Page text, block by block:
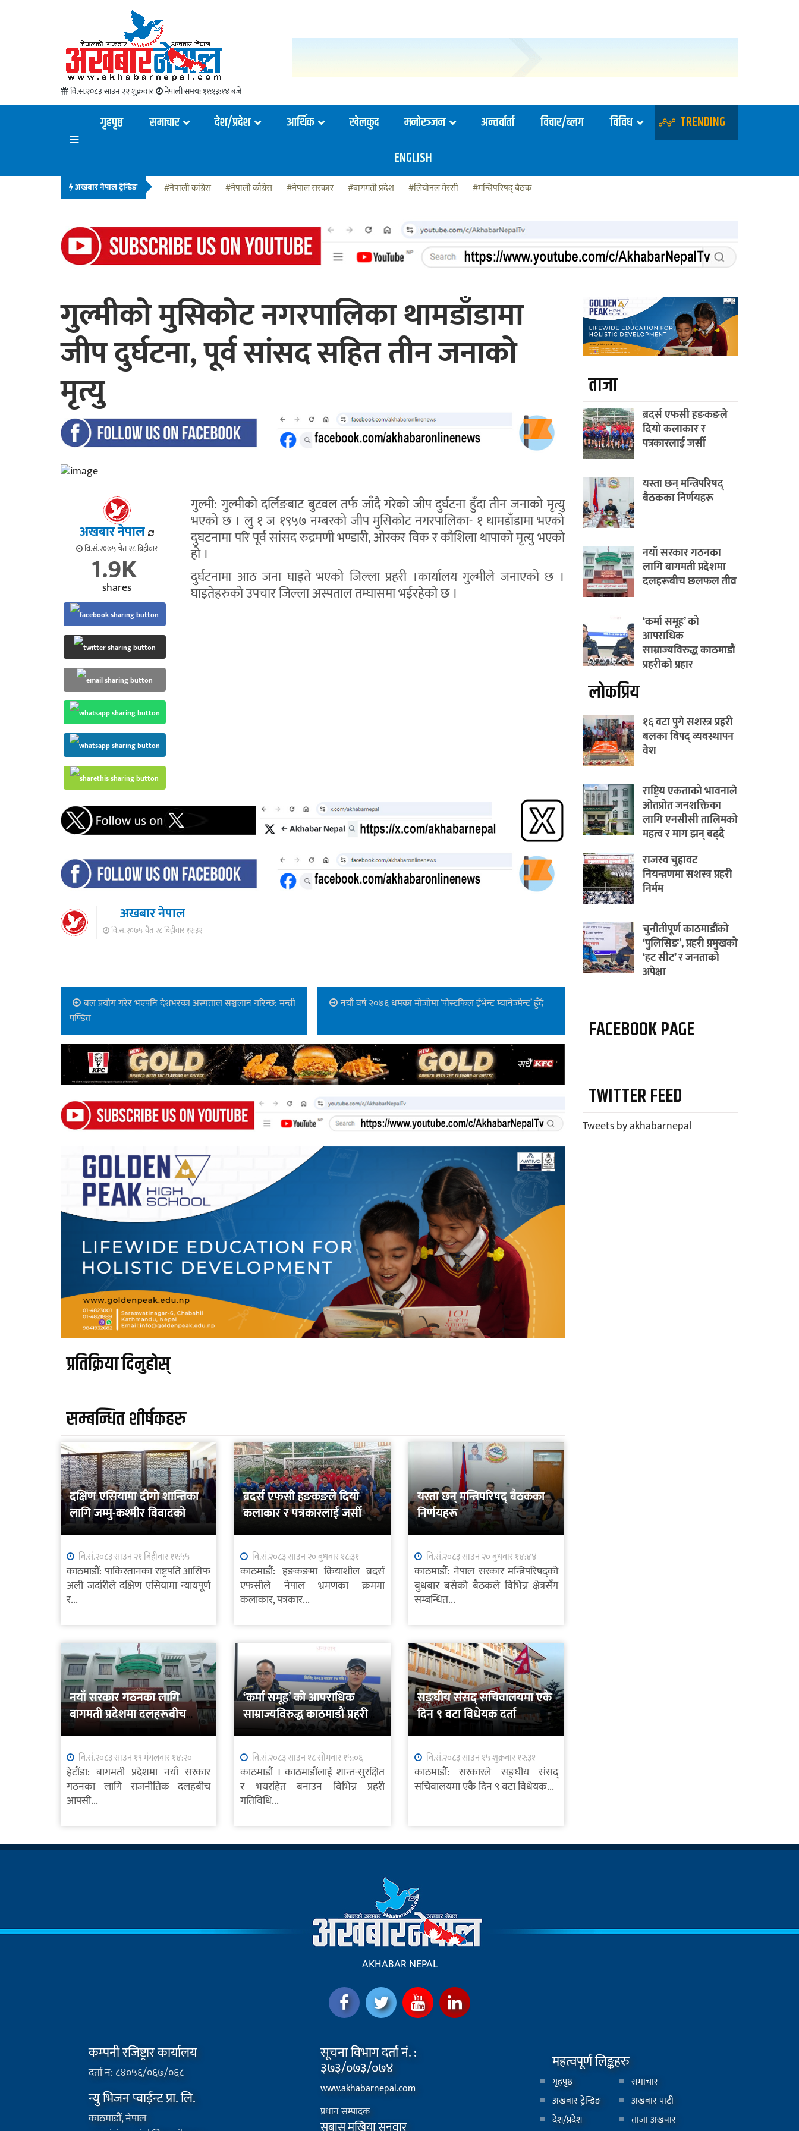
वि.सं.२०८३ साउन २२ शुक्रवार नेपाली समय:११:१३:१५ बजे
गृहपृष्ठ समाचार देश/प्रदेश आर्थिक खेलकुद मनोरञ्जन अन्तर्वार्ता विचार/ब्लग विविध
TRENDING
ENGLISH
अखबार नेपाल ट्रेन्डिङ #नेपाली कांग्रेस #नेपाली काँग्रेस #नेपाल सरकार #बागमती प्रदेश #लियोनल मेस्सी #मन्त्रिपरिषद् बैठक
गुल्मीको मुसिकोट नगरपालिका थामडाँडामा
जीप दुर्घटना, पूर्व सांसद सहित तीन जनाको
मृत्यु
अखबार नेपाल
वि.सं.२०७५ चैत २८ बिहीवार
1.9K
shares
गुल्मी: गुल्मीको दर्लिङबाट बुटवल तर्फ जाँदै गरेको जीप दुर्घटना हुँदा तीन जनाको मृत्यु
भएको छ । लु १ ज १९५७ नम्बरको जीप मुसिकोट नगरपालिका- १ थामडाँडामा भएको
दुघटनामा परि पूर्व सांसद रुद्रमणी भण्डारी, ओस्कर विक र कौशिला थापाको मृत्यु भएको
हो ।
दुर्घटनामा आठ जना घाइते भएको जिल्ला प्रहरी ।कार्यालय गुल्मीले जनाएको छ ।
घाइतेहरुको उपचार जिल्ला अस्पताल तम्घासमा भईरहेको छ ।
अखबार नेपाल
वि.सं.२०७५ चैत २८ बिहीवार १२:३२
बल प्रयोग गरेर भएपनि देशभरका अस्पताल सञ्चलान गरिन्छ: मन्त्री
पण्डित
नयाँ वर्ष २०७६ धमका मोजोमा ‘पोस्टफिल ईभेन्ट म्यानेज्मेन्ट’ हुँदै
प्रतिक्रिया दिनुहोस्
सम्बन्धित शीर्षकहरु
दक्षिण एसियामा दीगो शान्तिका
लागि जम्मु-कश्मीर विवादको
शान्तिपूर्ण समाधान आवश्यक
वि.सं.२०८३ साउन २१ बिहीवार ११:५५
काठमाडौं: पाकिस्तानका राष्ट्रपति आसिफ
अली जर्दारीले दक्षिण एसियामा न्यायपूर्ण
र...
ब्रदर्स एफसी हङकङले दियो
कलाकार र पत्रकारलाई जर्सी
वि.सं.२०८३ साउन २० बुधवार १८:३१
काठमाडौं: हङकङमा क्रियाशील ब्रदर्स
एफसीले नेपाल भ्रमणका क्रममा
कलाकार, पत्रकार...
यस्ता छन् मन्त्रिपरिषद् बैठकका
निर्णयहरू
वि.सं.२०८३ साउन २० बुधवार १४:४४
काठमाडौं: नेपाल सरकार मन्त्रिपरिषद्को
बुधबार बसेको बैठकले विभिन्न क्षेत्रसँग
सम्बन्धित...
नयाँ सरकार गठनका लागि
बागमती प्रदेशमा दलहरूबीच
छलफल तीव्र
वि.सं.२०८३ साउन १९ मंगलवार १४:२०
हेटौंडा: बागमती प्रदेशमा नयाँ सरकार
गठनका लागि राजनीतिक दलहबीच
आपसी...
‘कर्मा समूह’ को आपराधिक
साम्राज्यविरुद्ध काठमाडौं प्रहरीको
प्रहार
वि.सं.२०८३ साउन १८ सोमवार १५:०६
काठमाडौं । काठमाडौंलाई शान्त-सुरक्षित
र भयरहित बनाउन विभिन्न प्रहरी
गतिविधि...
सङ्घीय संसद् सचिवालयमा एकै
दिन ९ वटा विधेयक दर्ता
वि.सं.२०८३ साउन १५ शुक्रवार १२:३१
काठमाडौं: सरकारले सङ्घीय संसद्
सचिवालयमा एकै दिन ९ वटा विधेयक...
ताजा
ब्रदर्स एफसी हङकङले
दियो कलाकार र
पत्रकारलाई जर्सी
यस्ता छन् मन्त्रिपरिषद्
बैठकका निर्णयहरू
नयाँ सरकार गठनका
लागि बागमती प्रदेशमा
दलहरूबीच छलफल तीव्र
‘कर्मा समूह’ को
आपराधिक
साम्राज्यविरुद्ध काठमाडौं
प्रहरीको प्रहार
लाेकप्रिय
१६ वटा पुगे सशस्त्र प्रहरी
बलका विपद् व्यवस्थापन
वेश
राष्ट्रिय एकताको भावनाले
ओतप्रोत जनशक्तिका
लागि एनसीसी तालिमको
महत्व र माग झन् बढ्दै
राजस्व चुहावट
नियन्त्रणमा सशस्त्र प्रहरी
निर्मम
चुनौतीपूर्ण काठमाडौंको
‘पुलिसिङ’, प्रहरी प्रमुखको
‘हट सीट’ र जनताको
अपेक्षा
FACEBOOK PAGE
TWITTER FEED
Tweets by akhabarnepal
AKHABAR NEPAL
कम्पनी रजिष्ट्रार कार्यालय
दर्ता न: ८४०५६/०६७/०६८
न्यु भिजन प्वाईन्ट प्रा. लि.
काठमाडौं, नेपाल
सूचना विभाग दर्ता नं. :
३७३/०७३/०७४
www.akhabarnepal.com
प्रधान सम्पादक
महत्वपूर्ण लिङ्कहरु
गृहपृष्ठ
समाचार
अखबार ट्रेन्डिङ
अखबार पाटी
देश/प्रदेश
ताजा अखबार